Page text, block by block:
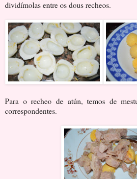
dividímolas entre os dous recheos.
Para o recheo de atún, temos de
correspondentes.